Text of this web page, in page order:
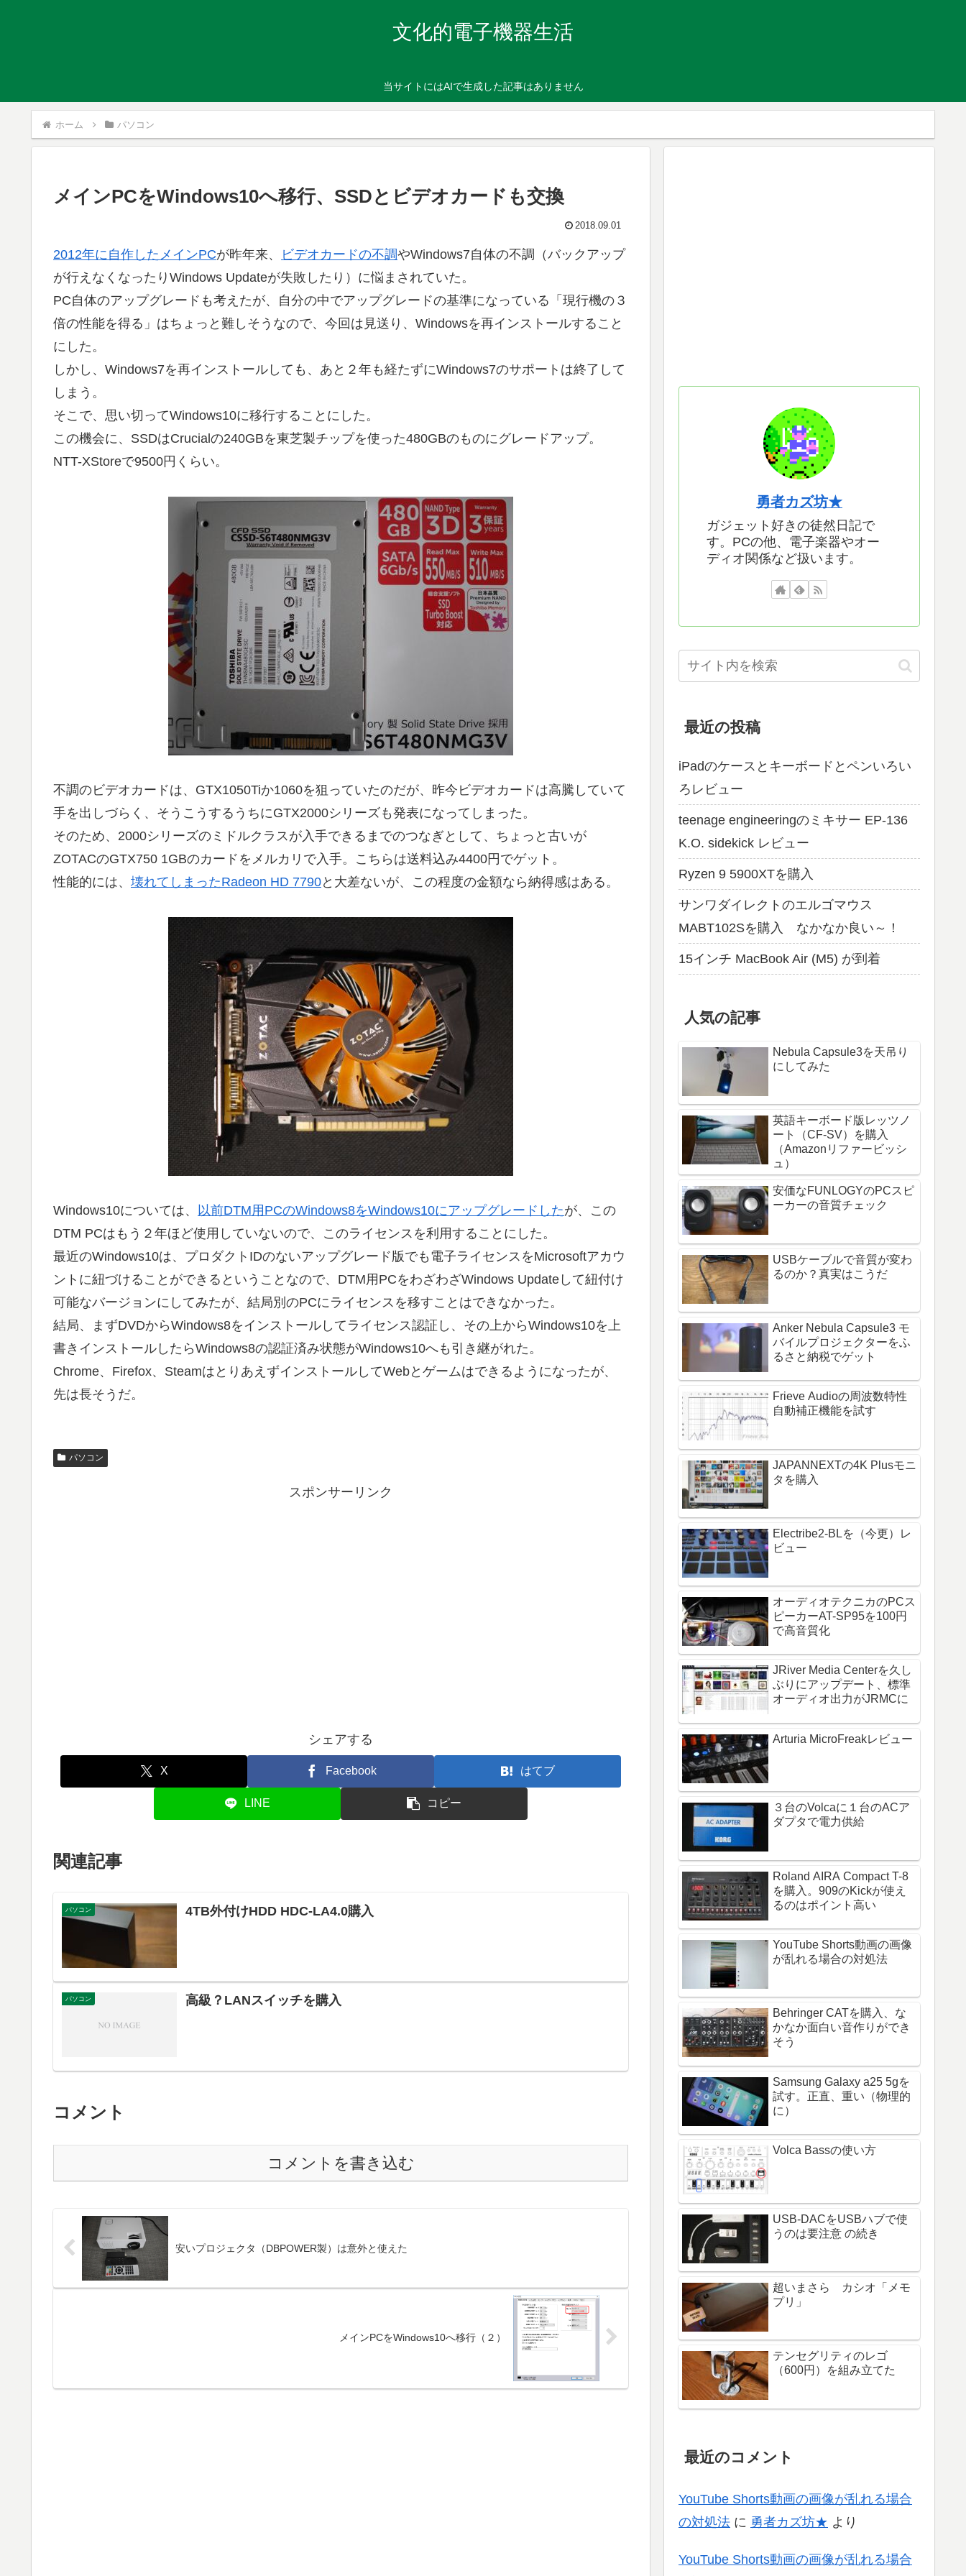
文化的電子機器生活
当サイトにはAIで生成した記事はありません
ホーム パソコン
メインPCをWindows10へ移行、SSDとビデオカードも交換
2018.09.01
2012年に自作したメインPCが昨年来、 ビデオカードの不調やWindows7自体の不調（バックアップ
が行えなくなったりWindows Updateが失敗したり）に悩まされていた。
PC自体のアップグレードも考えたが、自分の中でアップグレードの基準になっている「現行機の３
倍の性能を得る」はちょっと難しそうなので、今回は見送り、Windowsを再インストールすること
にした。
しかし、Windows7を再インストールしても、あと２年も経たずにWindows7のサポートは終了して
しまう。
そこで、思い切ってWindows10に移行することにした。
この機会に、SSDはCrucialの240GBを東芝製チップを使った480GBのものにグレードアップ。
NTT-XStoreで9500円くらい。
不調のビデオカードは、GTX1050Tiか1060を狙っていたのだが、昨今ビデオカードは高騰していて
手を出しづらく、そうこうするうちにGTX2000シリーズも発表になってしまった。
そのため、2000シリーズのミドルクラスが入手できるまでのつなぎとして、ちょっと古いが
ZOTACのGTX750 1GBのカードをメルカリで入手。こちらは送料込み4400円でゲット。
性能的には、 壊れてしまったRadeon HD 7790と大差ないが、この程度の金額なら納得感はある。
Windows10については、 以前DTM用PCのWindows8をWindows10にアップグレードしたが、この
DTM PCはもう２年ほど使用していないので、このライセンスを利用することにした。
最近のWindows10は、プロダクトIDのないアップグレード版でも電子ライセンスをMicrosoftアカウ
ントに紐づけることができるということなので、DTM用PCをわざわざWindows Updateして紐付け
可能なバージョンにしてみたが、結局別のPCにライセンスを移すことはできなかった。
結局、まずDVDからWindows8をインストールしてライセンス認証し、その上からWindows10を上
書きインストールしたらWindows8の認証済み状態がWindows10へも引き継がれた。
Chrome、Firefox、SteamはとりあえずインストールしてWebとゲームはできるようになったが、
先は長そうだ。
パソコン
スポンサーリンク
シェアする
X Facebook はてブ
LINE コピー
関連記事
パソコン 4TB外付けHDD HDC-LA4.0購入
パソコン 高級？LANスイッチを購入
コメント
コメントを書き込む
安いプロジェクタ（DBPOWER製）は意外と使えた
メインPCをWindows10へ移行（２）
勇者カズ坊★
ガジェット好きの徒然日記で
す。PCの他、電子楽器やオー
ディオ関係など扱います。
最近の投稿
iPadのケースとキーボードとペンいろい
ろレビュー
teenage engineeringのミキサー EP-136
K.O. sidekick レビュー
Ryzen 9 5900XTを購入
サンワダイレクトのエルゴマウス
MABT102Sを購入 なかなか良い～！
15インチ MacBook Air (M5) が到着
人気の記事
Nebula Capsule3を天吊り
にしてみた
英語キーボード版レッツノ
ート（CF-SV）を購入
（Amazonリファービッシ
ュ）
安価なFUNLOGYのPCスピ
ーカーの音質チェック
USBケーブルで音質が変わ
るのか？真実はこうだ
Anker Nebula Capsule3 モ
バイルプロジェクターをふ
るさと納税でゲット
Frieve Audioの周波数特性
自動補正機能を試す
JAPANNEXTの4K Plusモニ
タを購入
Electribe2-BLを（今更）レ
ビュー
オーディオテクニカのPCス
ピーカーAT-SP95を100円
で高音質化
JRiver Media Centerを久し
ぶりにアップデート、標準
オーディオ出力がJRMCに
Arturia MicroFreakレビュー
３台のVolcaに１台のACア
ダプタで電力供給
Roland AIRA Compact T-8
を購入。909のKickが使え
るのはポイント高い
YouTube Shorts動画の画像
が乱れる場合の対処法
Behringer CATを購入、な
かなか面白い音作りができ
そう
Samsung Galaxy a25 5gを
試す。正直、重い（物理的
に）
Volca Bassの使い方
USB-DACをUSBハブで使
うのは要注意 の続き
超いまさら カシオ「メモ
プリ」
テンセグリティのレゴ
（600円）を組み立てた
最近のコメント
YouTube Shorts動画の画像が乱れる場合
の対処法 に 勇者カズ坊★ より
YouTube Shorts動画の画像が乱れる場合